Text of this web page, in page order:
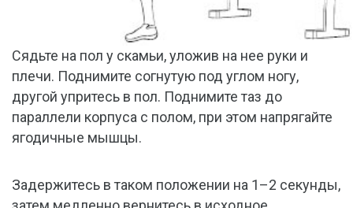
Сядьте на пол у скамьи, уложив на нее руки и
плечи. Поднимите согнутую под углом ногу,
другой упритесь в пол. Поднимите таз до
параллели корпуса с полом, при этом напрягайте
ягодичные мышцы.
Задержитесь в таком положении на 1–2 секунды,